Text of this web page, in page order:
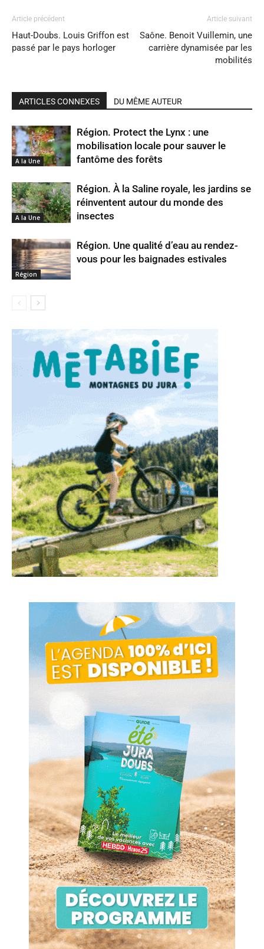
Article précédent
Haut-Doubs. Louis Griffon est
passé par le pays horloger
Article suivant
Saône. Benoit Vuillemin, une
carrière dynamisée par les
mobilités
ARTICLES CONNEXES DU MÊME AUTEUR
A la Une
Région. Protect the Lynx : une
mobilisation locale pour sauver le
fantôme des forêts
A la Une
Région. À la Saline royale, les jardins se
réinventent autour du monde des
insectes
Région
Région. Une qualité d’eau au rendez-
vous pour les baignades estivales